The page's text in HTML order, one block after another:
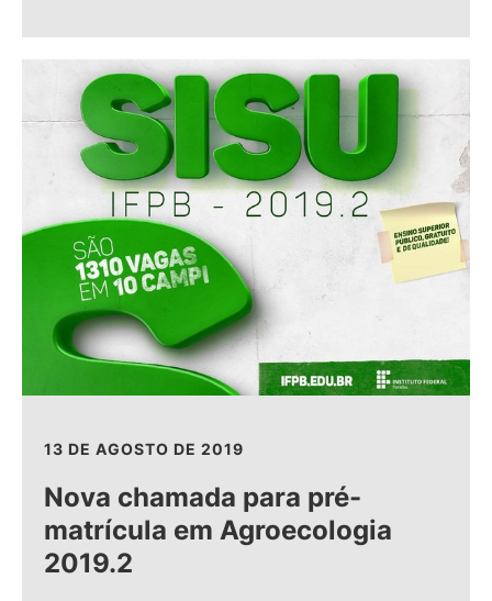
13 DE AGOSTO DE 2019
Nova chamada para pré-
matrícula em Agroecologia
2019.2